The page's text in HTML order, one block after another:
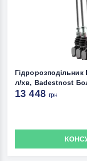
л/хв, Badestnost
13 448грн